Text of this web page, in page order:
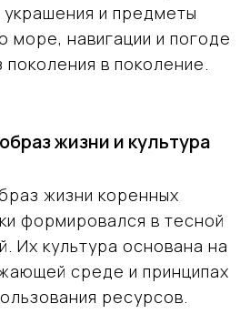
и предметы
море, навигации и погоде
в поколение.
жизни и культура
жизни коренных
формировался в тесной
Их культура основана на
среде и принципах
ресурсов.